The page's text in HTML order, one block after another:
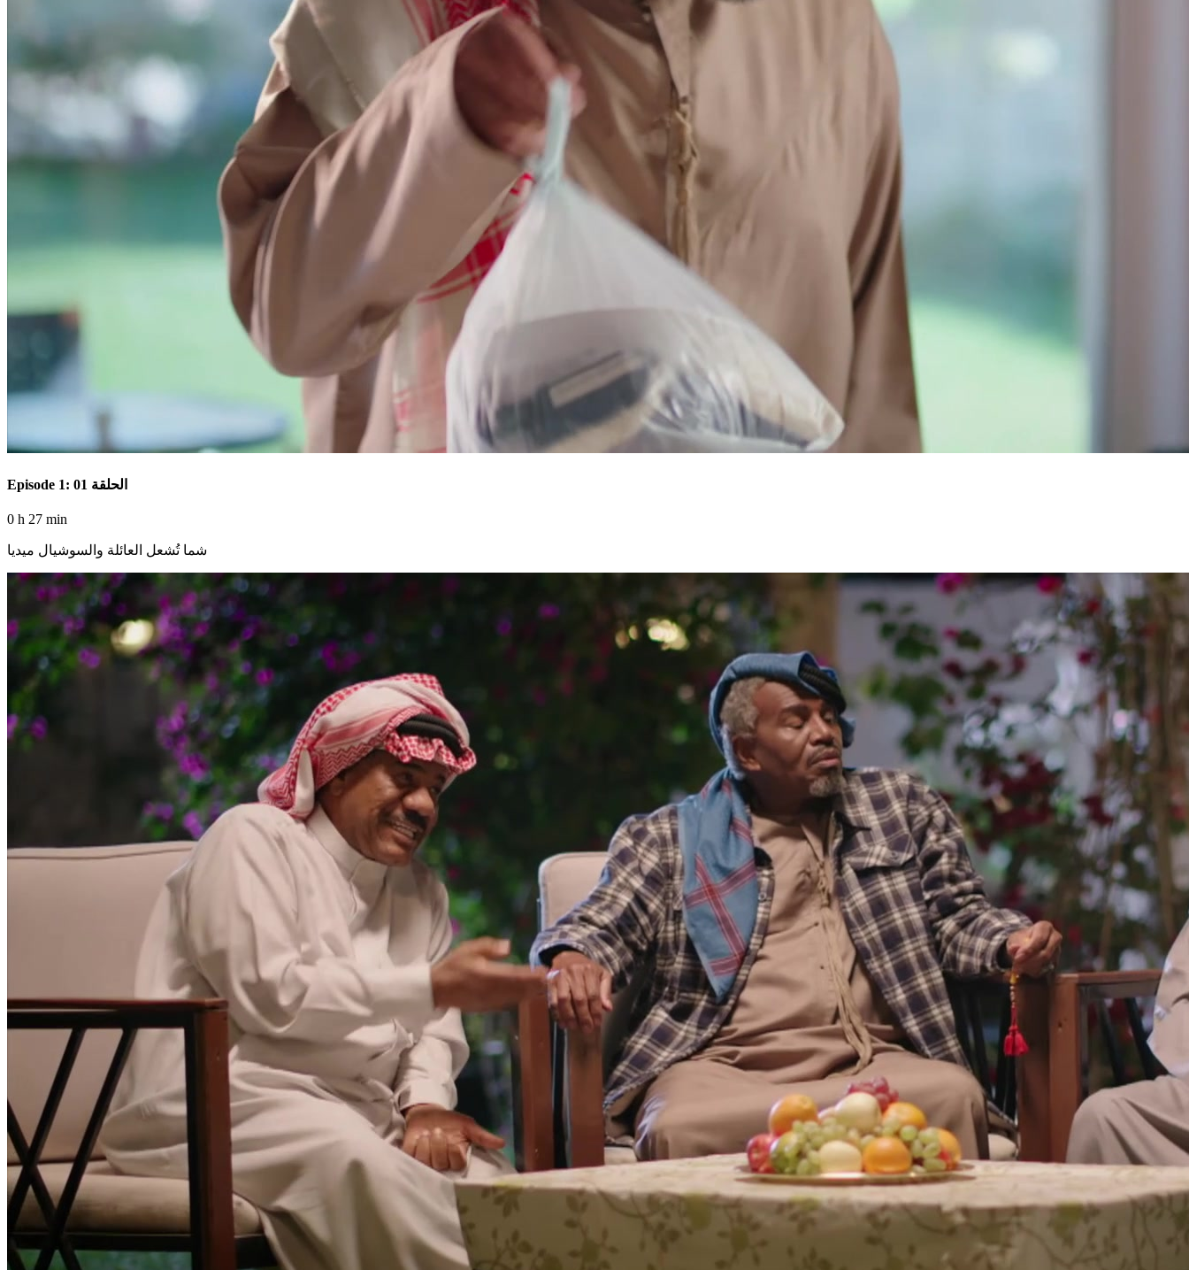
Episode 1: الحلقة 01
0 h 27 min
شما تُشعل العائلة والسوشيال ميديا